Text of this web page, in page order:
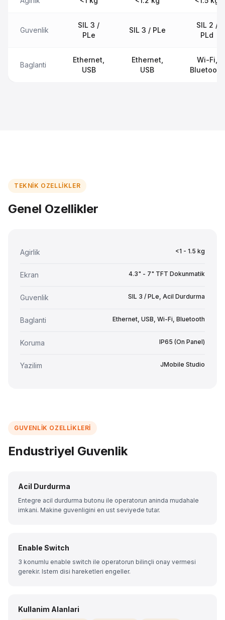
Guvenlik
SIL 3 /
PLe
SIL 3 / PLe
SIL 2 /
PLd
Baglanti
Ethernet,
USB
Ethernet,
USB
Wi-Fi,
Bluetooth
TEKNIK OZELLIKLER
Genel Ozellikler
Agirlik <1 - 1.5 kg
Ekran 4.3" - 7" TFT Dokunmatik
Guvenlik SIL 3 / PLe, Acil Durdurma
Baglanti Ethernet, USB, Wi-Fi, Bluetooth
Koruma IP65 (On Panel)
Yazilim JMobile Studio
GUVENLIK OZELLIKLERI
Endustriyel Guvenlik
Acil Durdurma
Entegre acil durdurma butonu ile operatorun aninda mudahale
imkani. Makine guvenligini en ust seviyede tutar.
Enable Switch
3 konumlu enable switch ile operatorun bilinçli onay vermesi
gerekir. Istem disi hareketleri engeller.
Kullanim Alanlari